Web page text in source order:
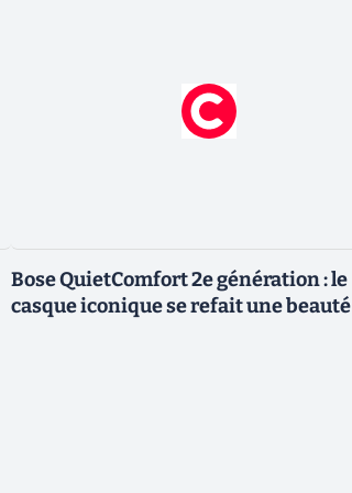
Bose QuietComfort 2e génération : le
casque iconique se refait une beauté